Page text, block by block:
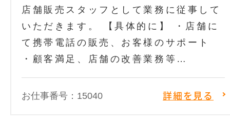
店舗販売スタッフとして業務に従事して
いただきます。 【具体的に】 ・店舗に
て携帯電話の販売、お客様のサポート
・顧客満足、店舗の改善業務等…
お仕事番号：15040 詳細を見る